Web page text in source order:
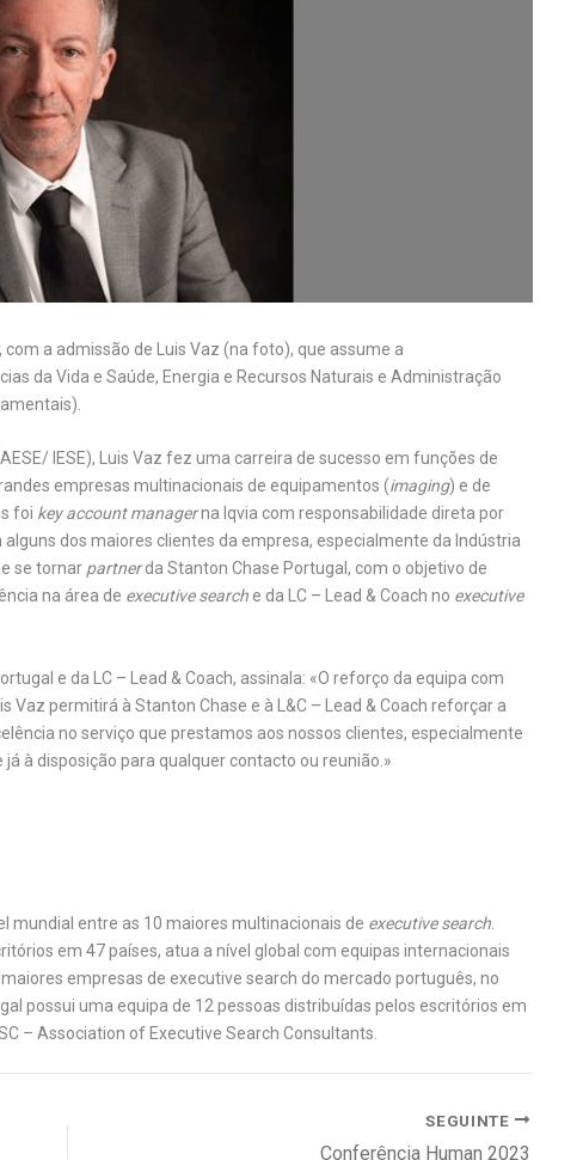
, com a admissão de Luis Vaz (na foto), que assume a
da Vida e Saúde, Energia e Recursos Naturais e Administração
IESE), Luis Vaz fez uma carreira de sucesso em funções de
empresas multinacionais de equipamentos (imaging) e de
foi key account managerna Iqvia com responsabilidade direta por
dos maiores clientes da empresa, especialmente da Indústria
se tornar partnerda Stanton Chase Portugal, com o objetivo de
na área de executive search e da LC – Lead & Coach no executive
e da LC – Lead & Coach, assinala: «O reforço da equipa com
Vaz permitirá à Stanton Chase e à L&C – Lead & Coach reforçar a
no serviço que prestamos aos nossos clientes, especialmente
à disposição para qualquer contacto ou reunião.»
mundial entre as 10 maiores multinacionais de executive search
em 47 países, atua a nível global com equipas internacionais
empresas de executive search do mercado português, no
possui uma equipa de 12 pessoas distribuídas pelos escritórios em
– Association of Executive Search Consultants.
SEGUINTE
Conferência Human 2023